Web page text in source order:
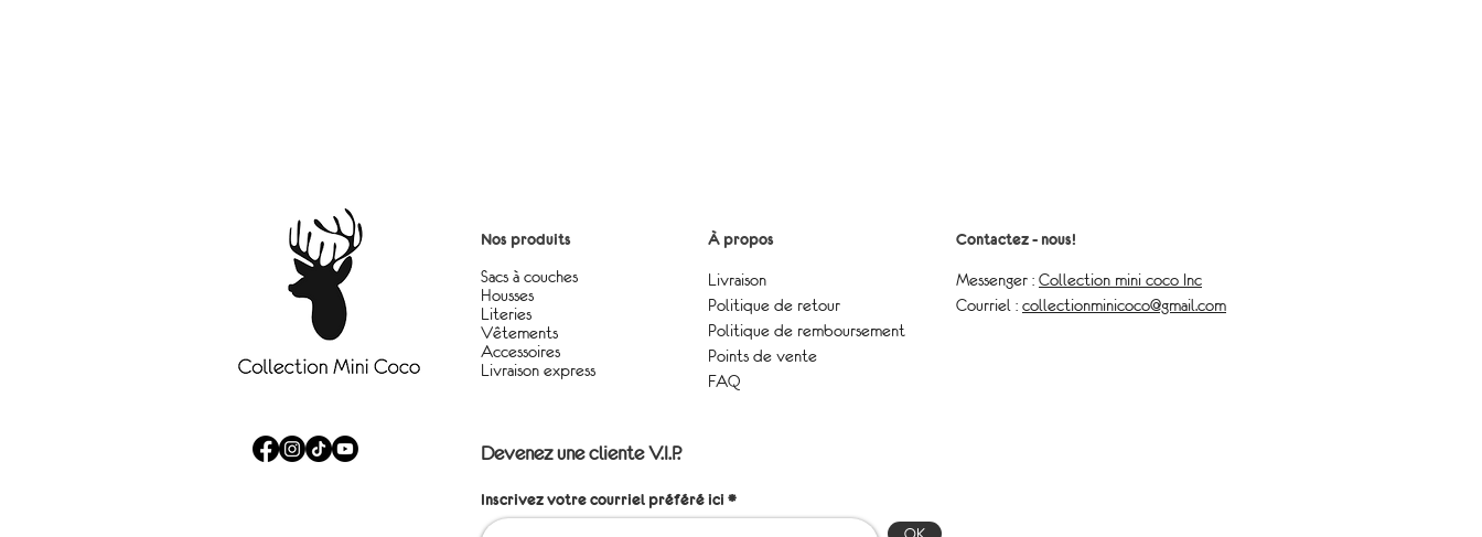
Nos produits
Sacs à couches
Housses
Literies
Vêtements
Accessoires
Livraison express
À propos
Livraison
Politique de retour
Politique de remboursement
Points de vente
FAQ
Contactez - nous!
Messenger : Collection mini coco Inc
Courriel : collectionminicoco@gmail.com
Devenez une cliente V.I.P.
Inscrivez votre courriel préféré ici